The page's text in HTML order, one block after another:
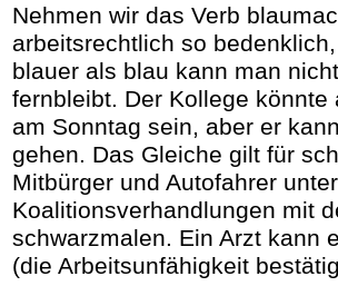
Nehmen wir das Verb
arbeitsrechtlich so
blauer als blau kann man
fernbleibt. Der Kollege
am Sonntag sein, aber er
gehen. Das Gleiche gilt für
Mitbürger und Autofahrer
Koalitionsverhandlungen mit
schwarzmalen. Ein Arzt kann
(die Arbeitsunfähigkeit